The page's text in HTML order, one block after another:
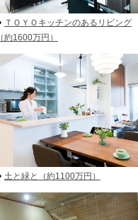
ＴＯＹＯキッチンのあるリビング
（約1600万円）
土と緑と （約1100万円）